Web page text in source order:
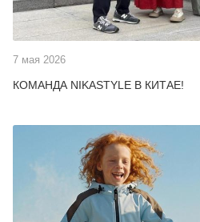
7 мая 2026
КОМАНДА NIKASTYLE В КИТАЕ!